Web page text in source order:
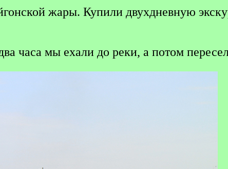
жары. Купили двухдневную
часа мы ехали до реки, а потом